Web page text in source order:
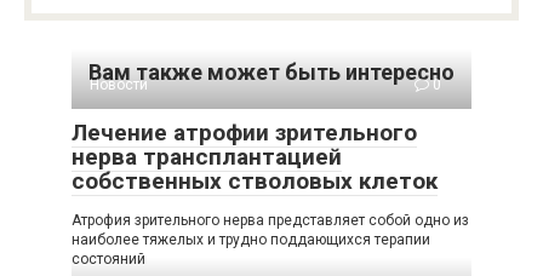
Вам также может быть интересно
Новости 0
Лечение атрофии зрительного
нерва трансплантацией
собственных стволовых клеток
Атрофия зрительного нерва представляет собой одно из
наиболее тяжелых и трудно поддающихся терапии
состояний